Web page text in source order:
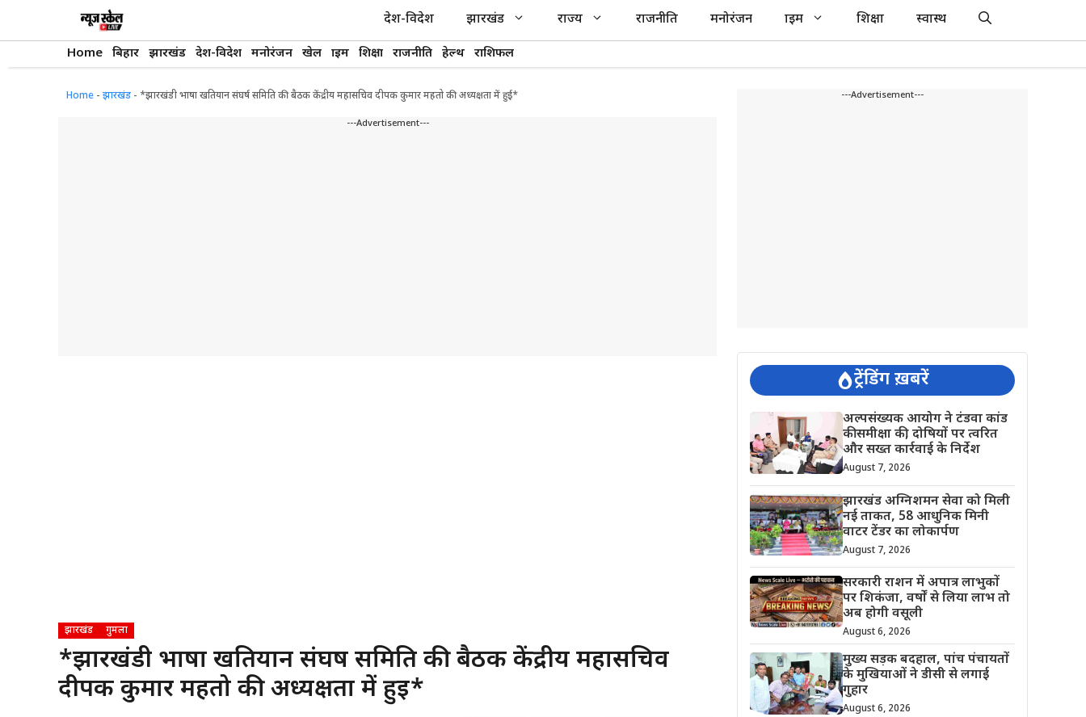
देश-विदेश झारखंड राज्य राजनीति मनोरंजन क्राइम शिक्षा स्वास्थ
Home बिहार झारखंड देश-विदेश मनोरंजन खेल क्राइम शिक्षा राजनीति हेल्थ राशिफल
Home - झारखंड - *झारखंडी भाषा खतियान संघर्ष समिति की बैठक केंद्रीय महासचिव दीपक कुमार महतो की अध्यक्षता में हुई*
---Advertisement---
झारखंड गुमला
*झारखंडी भाषा खतियान संघर्ष समिति की बैठक केंद्रीय महासचिव
दीपक कुमार महतो की अध्यक्षता में हुई*
---Advertisement---
ट्रेंडिंग ख़बरें
अल्पसंख्यक आयोग ने टंडवा कांड
की समीक्षा की, दोषियों पर त्वरित
और सख्त कार्रवाई के निर्देश
August 7, 2026
झारखंड अग्निशमन सेवा को मिली
नई ताकत, 58 आधुनिक मिनी
वाटर टेंडर का लोकार्पण
August 7, 2026
सरकारी राशन में अपात्र लाभुकों
पर शिकंजा, वर्षों से लिया लाभ तो
अब होगी वसूली
August 6, 2026
मुख्य सड़क बदहाल, पांच पंचायतों
के मुखियाओं ने डीसी से लगाई
गुहार
August 6, 2026